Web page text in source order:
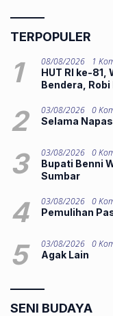
TERPOPULER
1 08/08/2026
1
HUT RI ke-81,
Bendera,
2 03/08/2026 0
Selama
3 03/08/2026 0
Bupati Benni
Sumbar
4 03/08/2026 0
Pemulihan
5 03/08/2026 0
Agak Lain
SENI BUDAYA